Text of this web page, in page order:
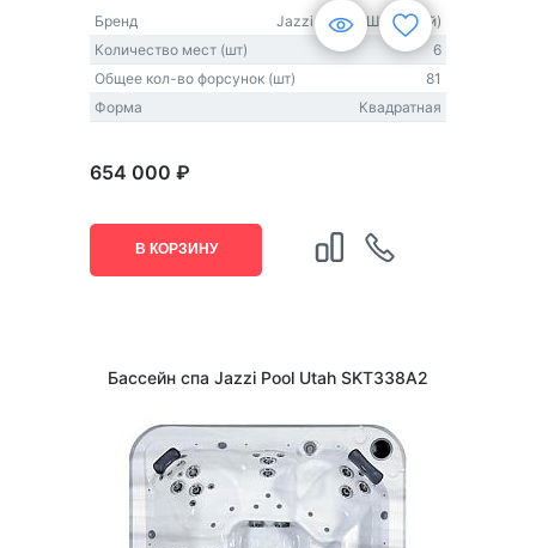
Бренд
Jazzi Pool (США-Китай)
Количество мест (шт)
6
Общее кол-во форсунок (шт)
81
Форма
Квадратная
654 000 ₽
В КОРЗИНУ
Бассейн спа Jazzi Pool Utah SKT338A2